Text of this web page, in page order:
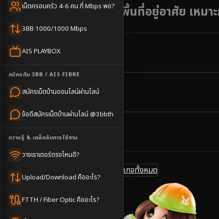
เน็ตครอบครัว 4-6 คน กี่ Mbps พอ?
3BB 1000/1000 Mbps
AIS PLAYBOX
สมัครกับ 3BB / AIS FIBRE
สมัครเน็ตบ้านออนไลน์ผ่านไลน์
ข้อดีสมัครเน็ตบ้านผ่านไลน์ @3bbth
ความรู้ & เคล็ดลับการใช้งาน
วางเราเตอร์ตรงไหนดี?
Upload/Download คืออะไร?
FTTH / Fiber Optic คืออะไร?
ชุมชนท้องถิ่นและพื้นที่อยู่อาศัย เหมา
1ตำบล
2-3วันทำการ
500บาท/เดือน
ดูแพ็กเกจทั้งหมด